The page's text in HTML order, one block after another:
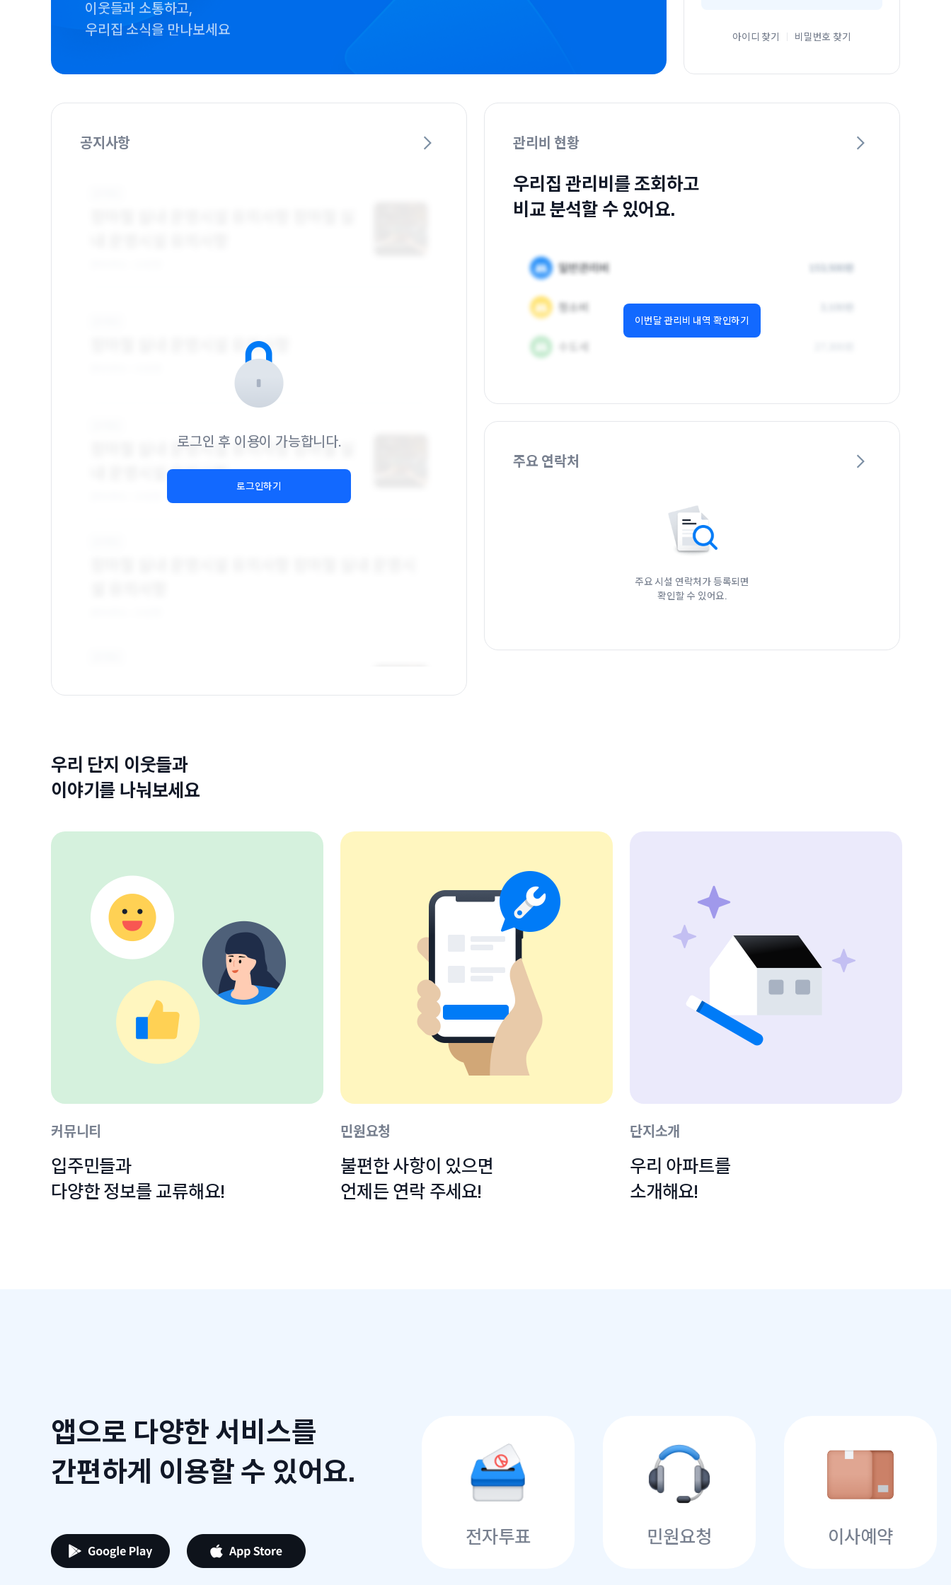
이웃들과 소통하고,
우리집 소식을 만나보세요
아이디 찾기 비밀번호 찾기
공지사항
로그인 후 이용이 가능합니다.
로그인하기
관리비 현황
우리집 관리비를 조회하고
비교 분석할 수 있어요.
이번달 관리비 내역 확인하기
주요 연락처
주요 시설 연락처가 등록되면
확인할 수 있어요.
우리 단지 이웃들과
이야기를 나눠보세요
커뮤니티
입주민들과
다양한 정보를 교류해요!
민원요청
불편한 사항이 있으면
언제든 연락 주세요!
단지소개
우리 아파트를
소개해요!
앱으로 다양한 서비스를
간편하게 이용할 수 있어요.
전자투표 민원요청 이사예약